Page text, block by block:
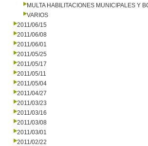
MULTA HABILITACIONES MUNICIPALES Y
VARIOS
2011/06/15
2011/06/08
2011/06/01
2011/05/25
2011/05/17
2011/05/11
2011/05/04
2011/04/27
2011/03/23
2011/03/16
2011/03/08
2011/03/01
2011/02/22